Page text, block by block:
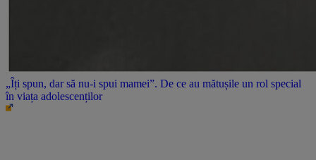
„Îți spun, dar să nu-i spui mamei”. De ce au mătușile un rol special
în viața adolescenților